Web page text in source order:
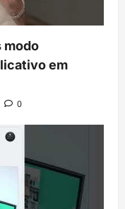
modo
em
0